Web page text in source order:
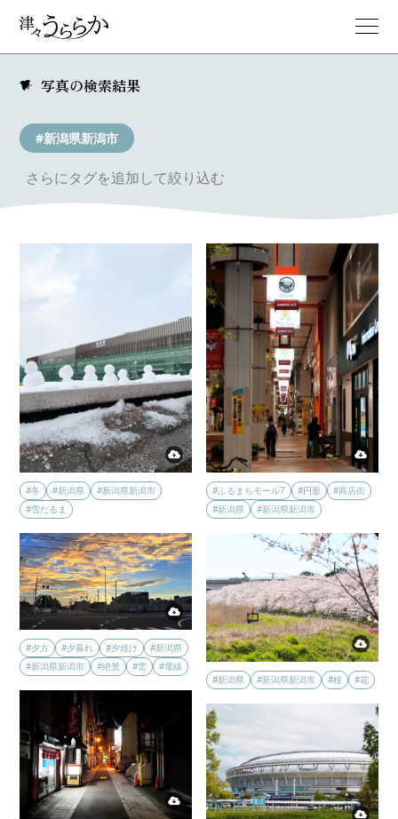
写真の検索結果
#新潟県新潟市
さらにタグを追加して絞り込む
#冬 #新潟県
#新潟県新潟市
#雪だるま
#ふるまちモール7 #円形
#商店街
#新潟県
#新潟県新潟市
#夕方 #夕暮れ #夕焼け
#新潟県
#新潟県新潟市
#絶景 #雲
#電線
#新潟県
#新潟県新潟市 #桜 #花